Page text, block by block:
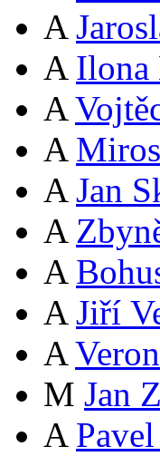
A
A Ilona
A
A
A Jan
A
A
A Jiří
A
M Jan
A